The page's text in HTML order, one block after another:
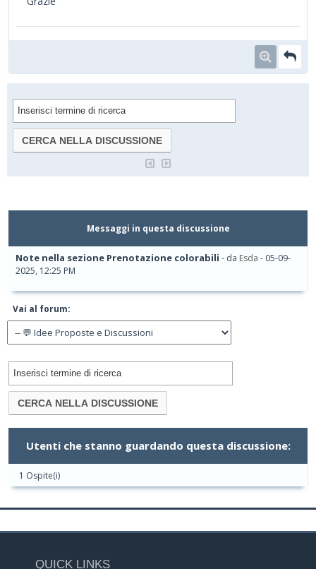
Messaggi in questa discussione
Note nella sezione Prenotazione colorabili - da Esda - 05-09-
2025, 12:25 PM
Vai al forum:
Utenti che stanno guardando questa discussione:
1 Ospite(i)
QUICK LINKS